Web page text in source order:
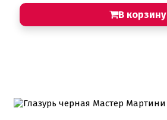
В корзину